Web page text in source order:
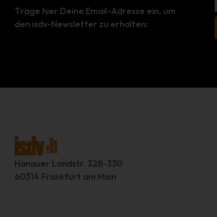
Trage hier Deine Email-Adresse ein, um
den isdv-Newsletter zu erhalten:
Hanauer Landstr. 328-330
60314 Frankfurt am Main